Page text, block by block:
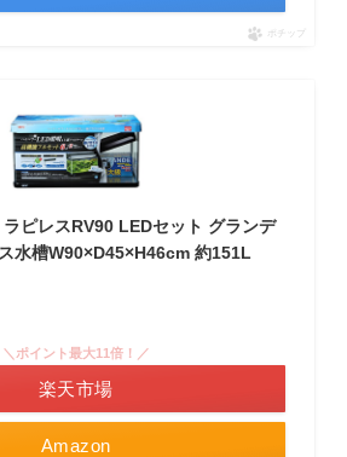
ポチップ
ピレスRV90 LEDセット グランデ
水槽W90×D45×H46cm 約151L
Amazon
＼ポイント最大11倍！／
楽天市場